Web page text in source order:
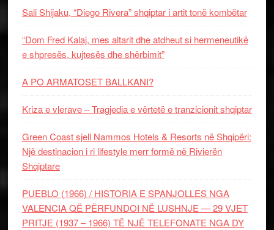
Sali Shijaku, “Diego Rivera” shqiptar i artit tonë kombëtar
“Dom Fred Kalaj, mes altarit dhe atdheut si hermeneutikë
e shpresës, kujtesës dhe shërbimit”
A PO ARMATOSET BALLKANI?
Kriza e vlerave – Tragjedia e vërtetë e tranzicionit shqiptar
Green Coast sjell Nammos Hotels & Resorts në Shqipëri:
Një destinacion i ri lifestyle merr formë në Rivierën
Shqiptare
PUEBLO (1966) / HISTORIA E SPANJOLLES NGA
VALENCIA QË PËRFUNDOI NË LUSHNJE — 29 VJET
PRITJE (1937 – 1966) TË NJË TELEFONATE NGA DY